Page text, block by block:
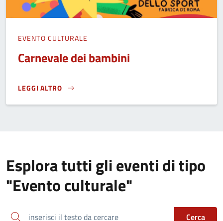
EVENTO CULTURALE
Carnevale dei bambini
LEGGI ALTRO
CARNEVALE DEI BAMBINI}
Esplora tutti gli eventi di tipo
"Evento culturale"
inserisci il testo da cercare
Cerca